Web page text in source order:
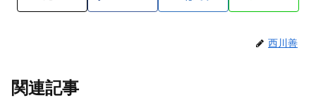
西川善
関連記事